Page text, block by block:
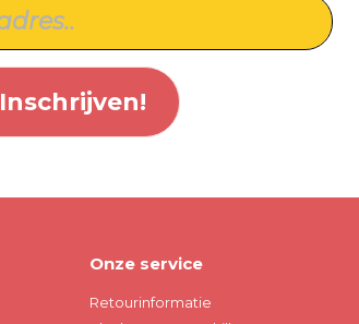
Inschrijven!
Onze service
Retourinformatie